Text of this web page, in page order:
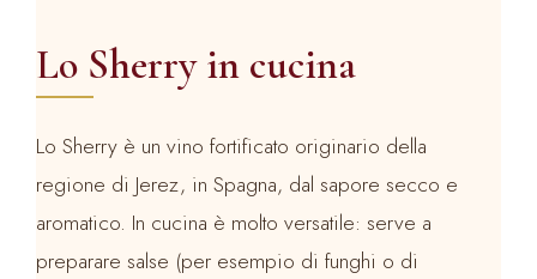
Lo Sherry in cucina
Lo Sherry è un vino fortificato originario della
regione di Jerez, in Spagna, dal sapore secco e
aromatico. In cucina è molto versatile: serve a
preparare salse (per esempio di funghi o di